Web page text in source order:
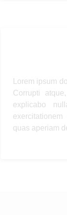
Lorem ipsum
Corrupti
explicabo
quas aperiam